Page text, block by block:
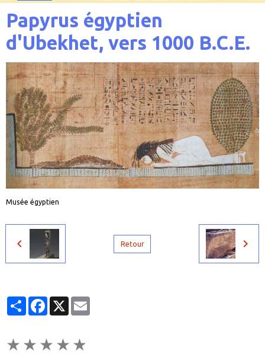
Papyrus égyptien
d'Ubekhet, vers 1000 B.C.E.
Musée égyptien
Retour
PartagerFacebook
X
★ ★ ★ ★ ★